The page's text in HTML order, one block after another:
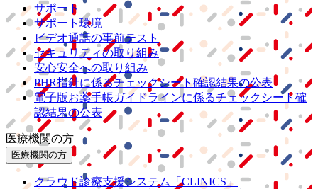
サポート
サポート環境
ビデオ通話の事前テスト
セキュリティの取り組み
安心安全への取り組み
PHR指針に係るチェックシート確認結果の公表
電子版お薬手帳ガイドラインに係るチェックシート確
認結果の公表
医療機関の方
医療機関の方
クラウド診療支援システム
「CLINICS」